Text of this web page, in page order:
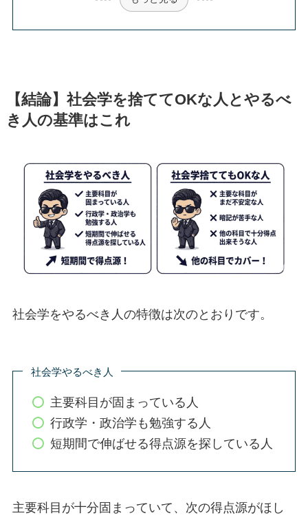
【結論】社会学を捨ててOKな人とやるべ
き人の基準はこれ
社会学をやるべき人の特徴は次のとおりです。
社会学やるべき人
主要科目が固まっている人
行政学・政治学も勉強する人
短期間で伸ばせる得点源を探している人
主要科目が十分固まっていて、次の得点源がほし